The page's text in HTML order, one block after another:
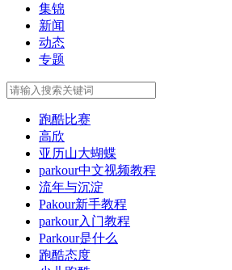
集锦
新闻
动态
专题
跑酷比赛
高欣
亚历山大蝴蝶
parkour中文视频教程
流年与沉淀
Pakour新手教程
parkour入门教程
Parkour是什么
跑酷态度